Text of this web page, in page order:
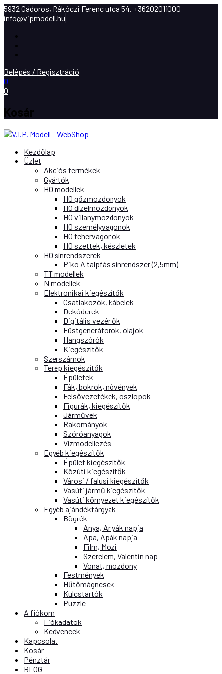
5932 Gádoros, Rákóczi Ferenc utca 54. +36202011000
info@vipmodell.hu
Belépés / Regisztráció
0
0
Kosár
Kezdőlap
Üzlet
Akciós termékek
Gyártók
H0 modellek
H0 gőzmozdonyok
H0 dízelmozdonyok
H0 villanymozdonyok
H0 személyvagonok
H0 tehervagonok
H0 szettek, készletek
H0 sínrendszerek
Piko A talpfás sínrendszer (2,5mm)
TT modellek
N modellek
Elektronikai kiegészítők
Csatlakozók, kábelek
Dekóderek
Digitális vezérlők
Füstgenerátorok, olajok
Hangszórók
Kiegészítők
Szerszámok
Terep kiegészítők
Épületek
Fák, bokrok, növények
Felsővezetékek, oszlopok
Figurák, kiegészítők
Járművek
Rakományok
Szóróanyagok
Vízmodellezés
Egyéb kiegészítők
Épület kiegészítők
Közúti kiegészítők
Városi / falusi kiegészítők
Vasúti jármű kiegészítők
Vasúti környezet kiegészítők
Egyéb ajándéktárgyak
Bögrék
Anya, Anyák napja
Apa, Apák napja
Film, Mozi
Szerelem, Valentin nap
Vonat, mozdony
Festmények
Hűtőmágnesek
Kulcstartók
Puzzle
A fiókom
Fiókadatok
Kedvencek
Kapcsolat
Kosár
Pénztár
BLOG